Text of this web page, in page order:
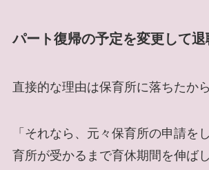
パート復帰の予定を変更して退
直接的な理由は保育所に落ちたから
「それなら、元々保育所の申請を
育所が受かるまで育休期間を伸ば